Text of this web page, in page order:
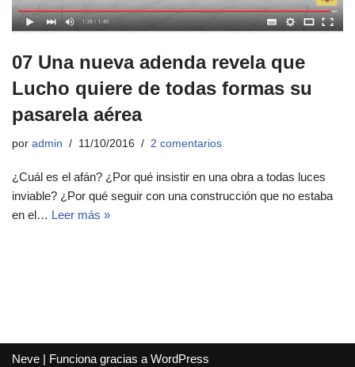
07 Una nueva adenda revela que
Lucho quiere de todas formas su
pasarela aérea
por admin 11/10/2016 2 comentarios
¿Cuál es el afán? ¿Por qué insistir en una obra a todas luces
inviable? ¿Por qué seguir con una construcción que no estaba
en el… Leer más »
Neve | Funciona gracias aWordPress